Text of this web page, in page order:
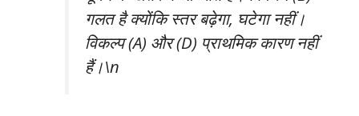
गलत है क्योंकि स्तर बढ़ेगा, घटेगा नहीं।
विकल्प (A) और (D) प्राथमिक कारण नहीं
हैं।\n